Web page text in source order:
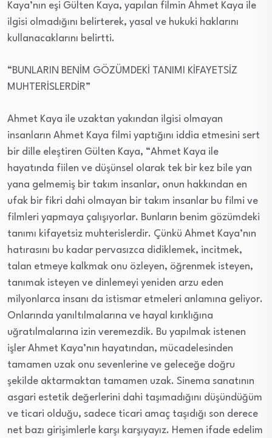
Kaya’nın eşi Gülten Kaya, yapılan filmin Ahmet Kaya ile
ilgisi olmadığını belirterek, yasal ve hukuki haklarını
kullanacaklarını belirtti.
“BUNLARIN BENİM GÖZÜMDEKİ TANIMI KİFAYETSİZ
MUHTERİSLERDİR”
Ahmet Kaya ile uzaktan yakından ilgisi olmayan
insanların Ahmet Kaya filmi yaptığını iddia etmesini sert
bir dille eleştiren Gülten Kaya, “Ahmet Kaya ile
hayatında fiilen ve düşünsel olarak tek bir kez bile yan
yana gelmemiş bir takım insanlar, onun hakkından en
ufak bir fikri dahi olmayan bir takım insanlar bu filmi ve
filmleri yapmaya çalışıyorlar. Bunların benim gözümdeki
tanımı kifayetsiz muhterislerdir. Çünkü Ahmet Kaya’nın
hatırasını bu kadar pervasızca didiklemek, incitmek,
talan etmeye kalkmak onu özleyen, öğrenmek isteyen,
tanımak isteyen ve dinlemeyi yeniden arzu eden
milyonlarca insanı da istismar etmeleri anlamına geliyor.
Onlarında yanıltılmalarına ve hayal kırıklığına
uğratılmalarına izin veremezdik. Bu yapılmak istenen
işler Ahmet Kaya’nın hayatından, mücadelesinden
tamamen uzak onu sevenlerine ve geleceğe doğru
şekilde aktarmaktan tamamen uzak. Sinema sanatının
asgari estetik değerlerini dahi taşımadığını düşündüğüm
ve ticari olduğu, sadece ticari amaç taşıdığı son derece
net bazı girişimlerle karşı karşıyayız. Hemen ifade edelim